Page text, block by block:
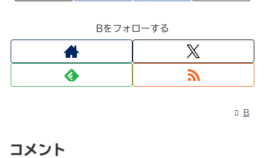
Bをフォローする
B
コメント